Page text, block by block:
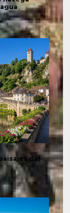
del